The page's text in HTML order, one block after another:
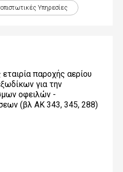
Yπηρεσίες
παροχής αερίου
για την
οφειλών -
(βλ ΑΚ 343, 345, 288)